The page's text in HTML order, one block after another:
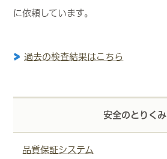
に依頼しています。
過去の検査結果はこちら
安全のとりくみ
品質保証システム